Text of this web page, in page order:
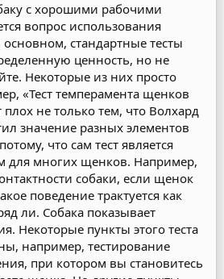
с хорошими рабочими
вопрос использования
стандартные тесты
ценность, но не
Некоторые из них просто
«Тест темперамента щенков
плох не только тем, что Волхард
значение разных элементов
что сам тест является
для многих щенков. Например,
собаки, если щенок
поведение трактуется как
ли. Собака показывает
Некоторые пункты этого теста
например, тестирование
при котором вы становитесь